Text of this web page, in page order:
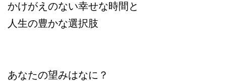
かけがえのない幸せな時間と
人生の豊かな選択肢
あなたの望みはなに？